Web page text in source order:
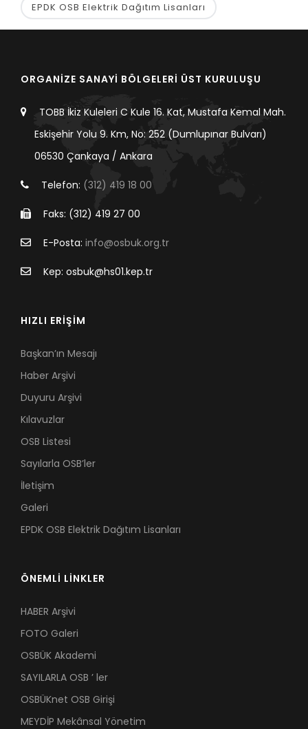
EPDK OSB Elektrik Dağıtım Lisanları
ORGANİZE SANAYİ BÖLGELERİ ÜST KURULUŞU
TOBB İkiz Kuleleri C Kule 16. Kat, Mustafa Kemal Mah.
Eskişehir Yolu 9. Km, No: 252 (Dumlupınar Bulvarı)
06530 Çankaya / Ankara
Telefon: (312) 419 18 00
Faks: (312) 419 27 00
E-Posta: info@osbuk.org.tr
Kep: osbuk@hs01.kep.tr
HIZLI ERİŞİM
Başkan’ın Mesajı
Haber Arşivi
Duyuru Arşivi
Kılavuzlar
OSB Listesi
Sayılarla OSB’ler
İletişim
Galeri
EPDK OSB Elektrik Dağıtım Lisanları
ÖNEMLİ LİNKLER
HABER Arşivi
FOTO Galeri
OSBÜK Akademi
SAYILARLA OSB ’ ler
OSBÜKnet OSB Girişi
MEYDİP Mekânsal Yönetim